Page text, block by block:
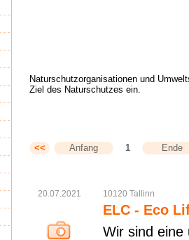
Naturschutzorganisationen und
Ziel des Naturschutzes ein.
<< Anfang 1 Ende
20.07.2021 10120 Tallinn
ELC - Eco
Wir sind eine